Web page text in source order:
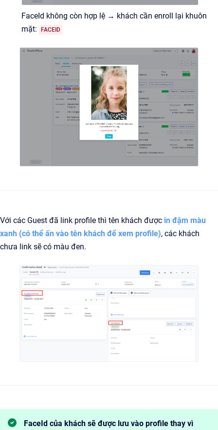
FaceId không còn hợp lệ → khách cần enroll lại khuôn
mặt:
FACEID
Với các Guest đã link profile thì tên khách được in đậm màu
xanh (có thể ấn vào tên khách để xem profile), các khách
chưa link sẽ có màu đen.
FaceId của khách sẽ được lưu vào profile thay vì